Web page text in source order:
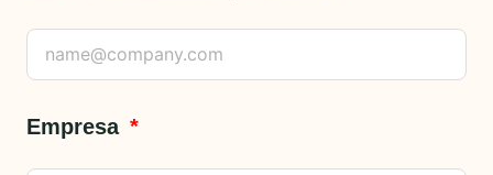
Empresa